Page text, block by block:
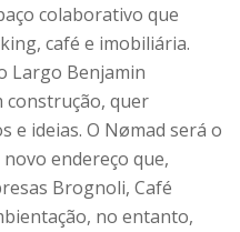
colaborativo que
café e imobiliária.
Largo Benjamin
construção, quer
ideias. O Nømad será o
endereço que,
Brognoli, Café
no entanto,